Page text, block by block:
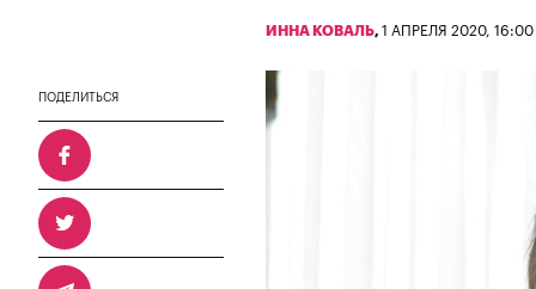
ИННА КОВАЛЬ, 1 АПРЕЛЯ 2020, 16:00
ПОДЕЛИТЬСЯ